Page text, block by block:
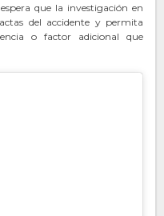
que la investigación en
del accidente y permita
o factor adicional que